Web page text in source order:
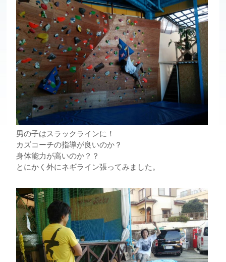
男の子はスラックラインに！
カズコーチの指導が良いのか？
身体能力が高いのか？？
とにかく外にネギライン張ってみました。